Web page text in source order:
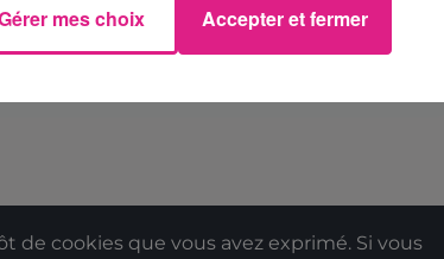
cookies que vous avez exprimé. Si vous
mes choix Accepter et fermer